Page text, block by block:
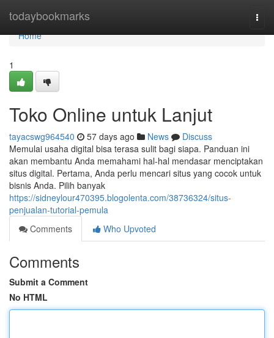
todaybookmarks
Home
Home
1
Toko Online untuk Lanjut
tayacswg964540 57 days ago News
Discuss
Memulai usaha digital bisa terasa sulit bagi siapa. Panduan ini
akan membantu Anda memahami hal-hal mendasar menciptakan
situs digital. Pertama, Anda perlu mencari situs yang cocok untuk
bisnis Anda. Pilih banyak
https://sidneylour470395.blogolenta.com/38736324/situs-
penjualan-tutorial-pemula
Comments
Who Upvoted
Comments
Submit a Comment
No HTML